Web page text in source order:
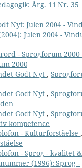
Årg. 11 Nr. 35
Nyt: Julen 2004 -
Julen 2004 -
- Sprogforum 2000
2000
Godt Nyt ,
Godt Nyt ,
Godt Nyt ,
kompetence
- Kulturforståelse ,
- Sprog - kvalitet &
(1996): Sprog -